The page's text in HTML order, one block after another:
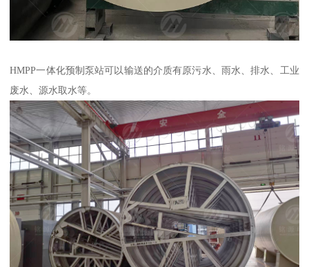
HMPP一体化预制泵站可以输送的介质有原污水、雨水、排水、工业
废水、源水取水等。